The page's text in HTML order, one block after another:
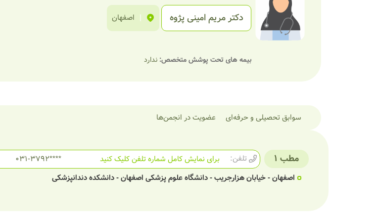
دکتر مریم امینی پژوه | اصفهان
بیمه های تحت پوشش متخصص:ندارد
سوابق تحصیلی و حرفه‌ای عضویت در انجمن‌ها
مطب 1 تلفن: 031-3792****
برای نمایش کامل شماره تلفن کلیک کنید
اصفهان - خیابان هزارجریب - دانشگاه علوم پزشکی اصفهان - دانشکده دندانپزشکی